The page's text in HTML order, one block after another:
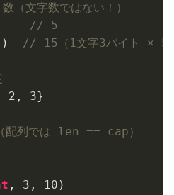
（文字数ではない！）
// 5
) // 15（1文字3バイト × 5
2 , 3
列では len == cap）
, 3 , 10